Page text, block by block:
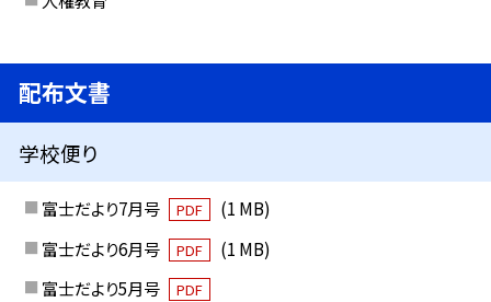
配布文書
学校便り
富士だより7月号 PDF
(1 MB)
富士だより6月号
PDF
(1 MB)
富士だより5月号
PDF